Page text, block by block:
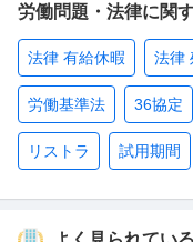
労働問題・法律に関
法律 有給休暇 法律
労働基準法 36協定
リストラ 試用期間